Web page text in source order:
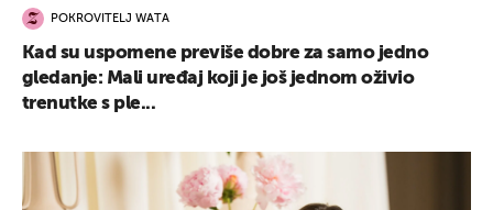
POKROVITELJ WATA
Kad su uspomene previše dobre za samo jedno
gledanje: Mali uređaj koji je još jednom oživio
trenutke s ple...